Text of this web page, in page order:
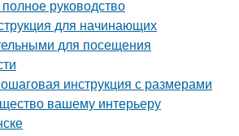
руководство
для начинающих
для посещения
инструкция с размерами
вашему интерьеру